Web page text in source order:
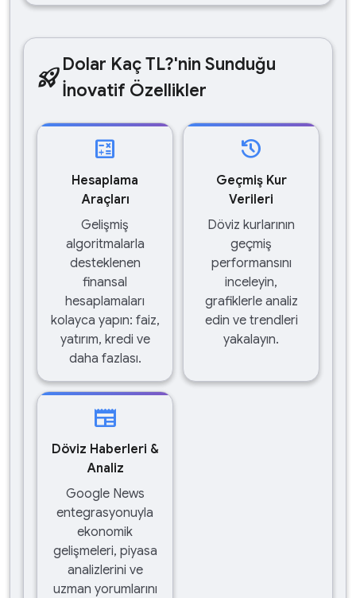
rocket_launchDolar Kaç TL?'nin Sunduğu
İnovatif Özellikler
calculate
Hesaplama
Araçları
Gelişmiş
algoritmalarla
desteklenen
finansal
hesaplamaları
kolayca yapın: faiz,
yatırım, kredi ve
daha fazlası.
history
Geçmiş Kur
Verileri
Döviz kurlarının
geçmiş
performansını
inceleyin,
grafiklerle analiz
edin ve trendleri
yakalayın.
newspaper
Döviz Haberleri &
Analiz
Google News
entegrasyonuyla
ekonomik
gelişmeleri, piyasa
analizlerini ve
uzman yorumlarını